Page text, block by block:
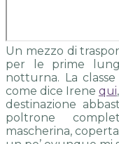
Un mezzo di
per le prime
notturna. La
come dice Irene qui
destinazione
poltrone
mascherina,